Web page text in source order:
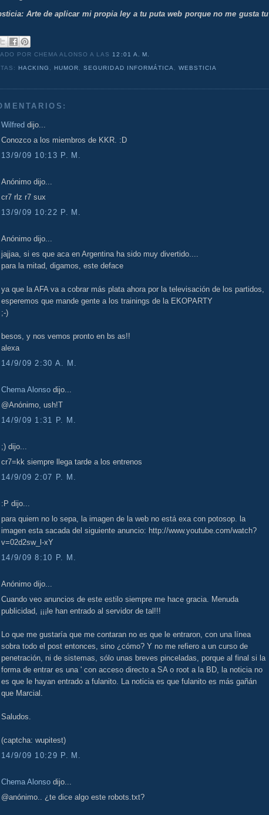
Arte de aplicar mi propia ley a tu puta web porque no me gusta tu
POR CHEMA ALONSOA LAS 12:01 A. M.
HACKING , HUMOR,SEGURIDAD INFORMÁTICA, WEBSTICIA
Wilfred dijo...
Conozco a los miembros de KKR. :D
13/9/09 10:13 P. M.
Anónimo dijo...
cr7 rlz r7 sux
13/9/09 10:22 P. M.
Anónimo dijo...
jajjaa, si es que aca en Argentina ha sido muy divertido....
para la mitad, digamos, este deface
ya que la AFA va a cobrar más plata ahora por la televisación de los partidos,
esperemos que mande gente a los trainings de la EKOPARTY
;-)
besos, y nos vemos pronto en bs as!!
alexa
14/9/09 2:30 A. M.
Chema Alonso dijo...
@Anónimo, ush!T
14/9/09 1:31 P. M.
;) dijo...
cr7=kk siempre llega tarde a los entrenos
14/9/09 2:07 P. M.
:P dijo...
para quiern no lo sepa, la imagen de la web no está exa con potosop. la
imagen esta sacada del siguiente anuncio: http://www.youtube.com/watch?
v=02d2sw_l-xY
14/9/09 8:10 P. M.
Anónimo dijo...
Cuando veo anuncios de este estilo siempre me hace gracia. Menuda
publicidad, ¡¡¡le han entrado al servidor de tal!!!
Lo que me gustaría que me contaran no es que le entraron, con una línea
sobra todo el post entonces, sino ¿cómo? Y no me refiero a un curso de
penetración, ni de sistemas, sólo unas breves pinceladas, porque al final si la
forma de entrar es una ' con acceso directo a SA o root a la BD, la noticia no
es que le hayan entrado a fulanito. La noticia es que fulanito es más gañán
que Marcial.
Saludos.
(captcha: wupitest)
14/9/09 10:29 P. M.
Chema Alonso dijo...
@anónimo.. ¿te dice algo este robots.txt?